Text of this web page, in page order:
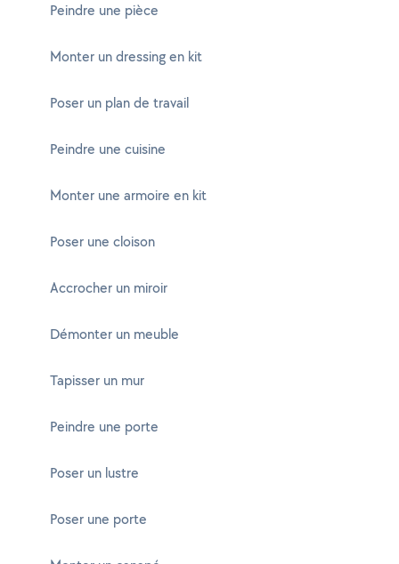
Peindre une pièce
Monter un dressing en kit
Poser un plan de travail
Peindre une cuisine
Monter une armoire en kit
Poser une cloison
Accrocher un miroir
Démonter un meuble
Tapisser un mur
Peindre une porte
Poser un lustre
Poser une porte